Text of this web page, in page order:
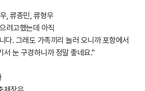
, 류종민, 류형우
려고했는데 아직
다. 그래도 가족끼리 놀러 오니까 포항에서
서 눈 구경하니까 정말 좋네요."